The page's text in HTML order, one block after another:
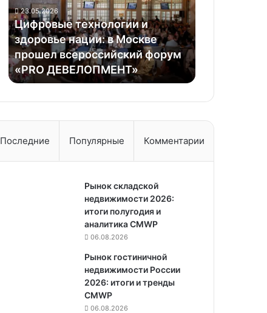
нации:
в
Москве
прошел
всероссийский
форум
«PRO
23.05.2026
Цифровые технологии и
здоровье нации: в Москве
прошел всероссийский форум
«PRO ДЕВЕЛОПМЕНТ»
Последние Популярные Комментарии
Рынок складской
недвижимости 2026:
итоги полугодия и
аналитика CMWP
06.08.2026
Рынок гостиничной
недвижимости России
2026: итоги и тренды
CMWP
06.08.2026